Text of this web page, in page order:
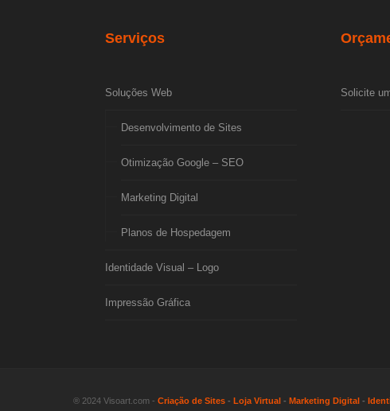
Serviços
Soluções Web
Desenvolvimento de Sites
Otimização Google – SEO
Marketing Digital
Planos de Hospedagem
Identidade Visual – Logo
Impressão Gráfica
Solicite
® 2024 Visoart.com - Criação de Sites - Loja Virtual - Marketing Digital -